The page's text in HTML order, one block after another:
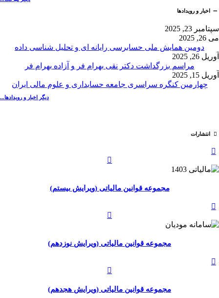
اخبار و رویدادها
سپتامبر 23, 2025
می 26, 2025
دومین همایش ملی حسابرسی رایانه ای و تحلیل شناسی داده
آوریل 26, 2025
مراسم بزرگداشت دکتر نقی بهرام فر و آزاده بهرام فر
آوریل 15, 2025
چهارمین کنگره سراسری جامعه حسابداری و علوم مالی ایران
دیگر اخبار و رویدادها...
انتشارات
مجموعه قوانین مالیاتی (ویرایش بیستم)
مجموعه قوانین مالیاتی (ویرایش نوزدهم)
مجموعه قوانین مالیاتی (ویرایش هجدهم)